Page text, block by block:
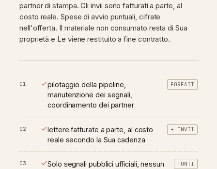
partner di stampa. Gli invii sono fatturati a parte, al
costo reale. Spese di avvio puntuali, cifrate
nell'offerta. Il materiale non consumato resta di Sua
proprietà e Le viene restituito a fine contratto.
01
pilotaggio della pipeline,
manutenzione dei segnali,
coordinamento dei partner
FORFAIT
02
lettere fatturate a parte, al costo
reale secondo la Sua cadenza
+ INVII
03
Solo segnali pubblici ufficiali, nessun
FONTI